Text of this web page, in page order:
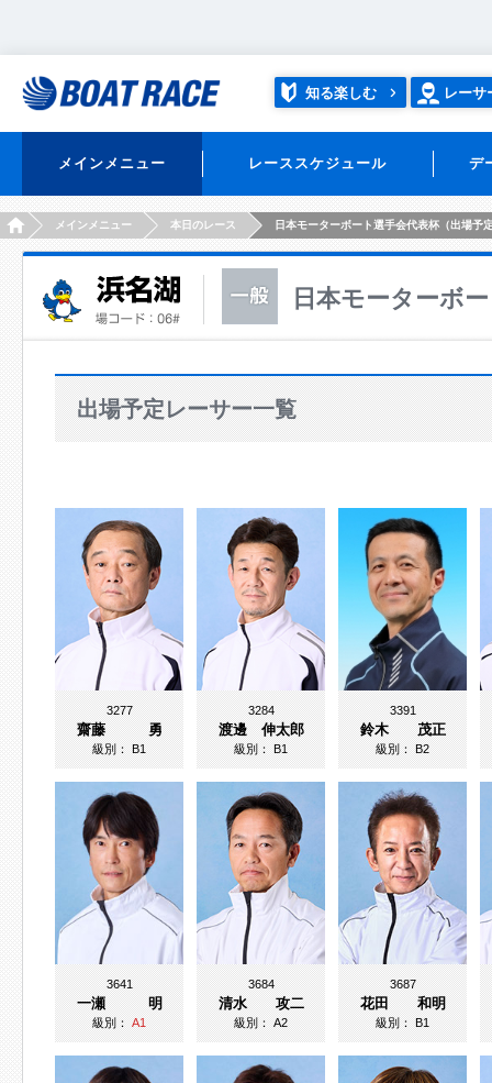
知る楽しむ レーサ
メインメニュー レーススケジュール デ
HOMEメインメニュー 本日のレース 日本モーターボート選手会代表杯（出場予
日本モーターボ
出場予定レーサー一覧
3277
齋藤 勇
級別：B1
3284
渡邊 伸太郎
級別：B1
3391
鈴木 茂正
級別：B2
3641
一瀬 明
級別：A1
3684
清水 攻二
級別：A2
3687
花田 和明
級別：B1